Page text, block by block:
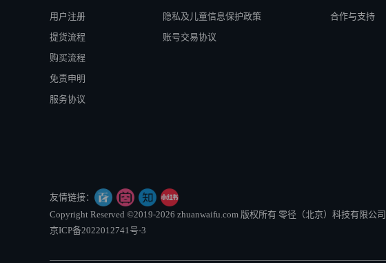
用户注册
提货流程
购买流程
免责申明
服务协议
隐私及儿童信息保护政策
账号交易协议
合作与支持
友情链接：
Copyright Reserved ©2019-2026 zhuanwaifu.com 版权所有 零径（北京）科技有限公司
京ICP备2022012741号-3